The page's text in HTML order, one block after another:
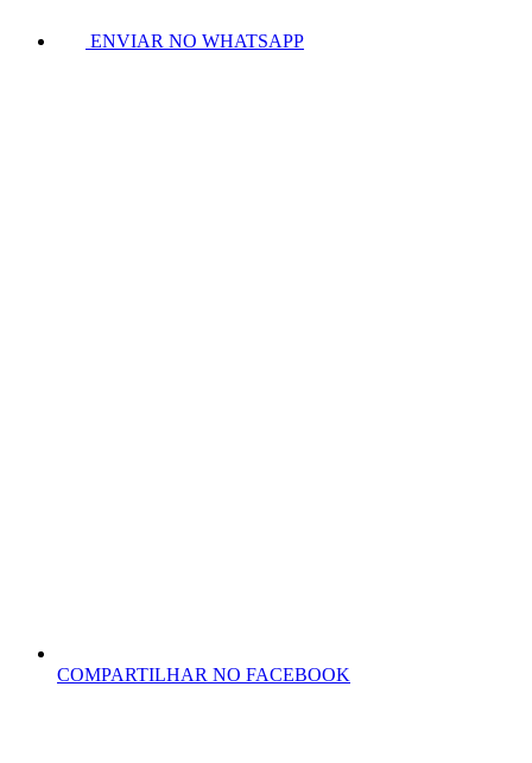
ENVIAR NO WHATSAPP
COMPARTILHAR NO FACEBOOK